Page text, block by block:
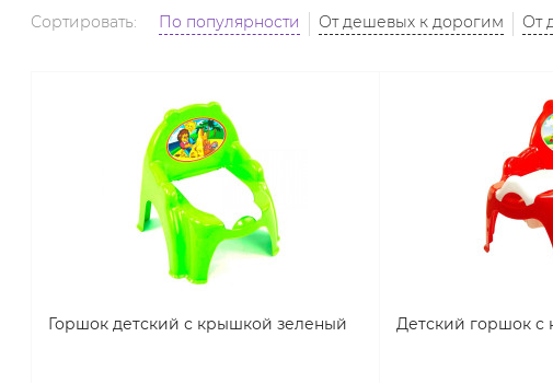
Сортировать: По популярности От дешевых к дорогим От
Горшок детский с крышкой зеленый Детский горшок